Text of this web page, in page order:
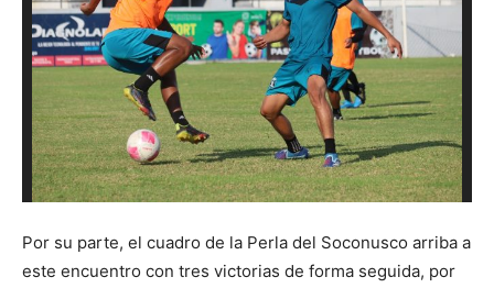
Por su parte, el cuadro de la Perla del Soconusco arriba a
este encuentro con tres victorias de forma seguida, por